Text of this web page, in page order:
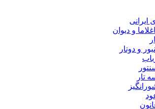
ایرانی
و دیوان
و دوتار
تار